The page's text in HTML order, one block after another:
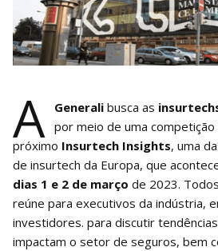
A Generali busca as
por meio de uma competição
próximo Insurtech Insights, uma
de insurtech da Europa, que
dias 1 e 2 de março de 2023.
reúne para executivos da indústria,
investidores. para discutir
impactam o setor de seguros, bem